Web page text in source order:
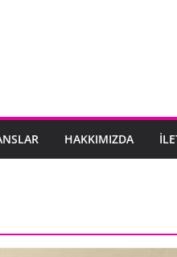
HAKKIMIZDA